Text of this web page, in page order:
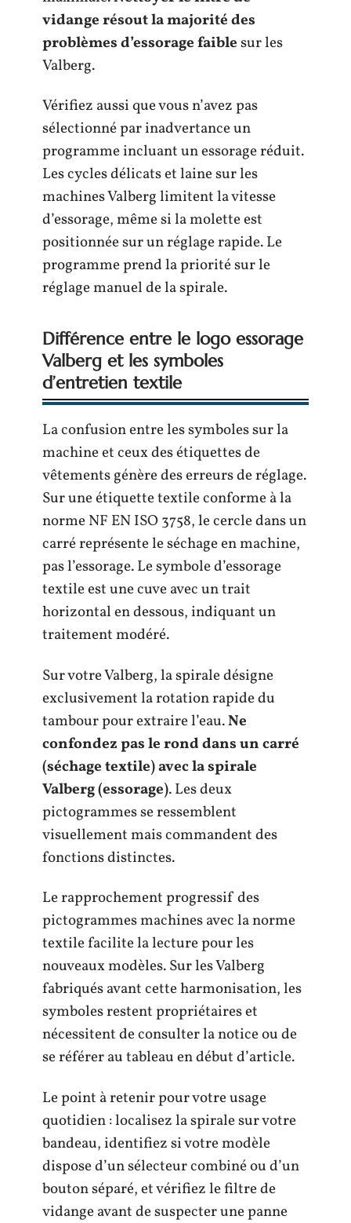
vidange résout la majorité des
problèmes d’essorage faiblesur les
Valberg.
Vérifiez aussi que vous n’avez pas
sélectionné par inadvertance un
programme incluant un essorage réduit.
Les cycles délicats et laine sur les
machines Valberg limitent la vitesse
d’essorage, même si la molette est
positionnée sur un réglage rapide. Le
programme prend la priorité sur le
réglage manuel de la spirale.
Différence entre le logo essorage
Valberg et les symboles
d’entretien textile
La confusion entre les symboles sur la
machine et ceux des étiquettes de
vêtements génère des erreurs de réglage.
Sur une étiquette textile conforme à la
norme NF EN ISO 3758, le cercle dans un
carré représente le séchage en machine,
pas l’essorage. Le symbole d’essorage
textile est une cuve avec un trait
horizontal en dessous, indiquant un
traitement modéré.
Sur votre Valberg, la spirale désigne
exclusivement la rotation rapide du
tambour pour extraire l’eau.Ne
confondez pas le rond dans un carré
(séchage textile) avec la spirale
Valberg (essorage). Les deux
pictogrammes se ressemblent
visuellement mais commandent des
fonctions distinctes.
Le rapprochement progressif des
pictogrammes machines avec la norme
textile facilite la lecture pour les
nouveaux modèles. Sur les Valberg
fabriqués avant cette harmonisation, les
symboles restent propriétaires et
nécessitent de consulter la notice ou de
se référer au tableau en début d’article.
Le point à retenir pour votre usage
quotidien : localisez la spirale sur votre
bandeau, identifiez si votre modèle
dispose d’un sélecteur combiné ou d’un
bouton séparé, et vérifiez le filtre de
vidange avant de suspecter une panne